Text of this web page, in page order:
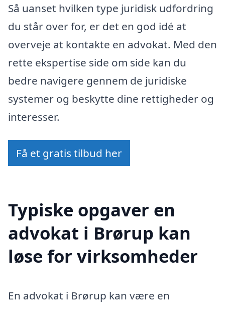
Så uanset hvilken type juridisk udfordring
du står over for, er det en god idé at
overveje at kontakte en advokat. Med den
rette ekspertise side om side kan du
bedre navigere gennem de juridiske
systemer og beskytte dine rettigheder og
interesser.
Få et gratis tilbud her
Typiske opgaver en
advokat i Brørup kan
løse for virksomheder
En advokat i Brørup kan være en